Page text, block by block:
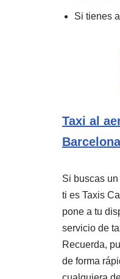
Si tienes
Taxi al
Barcelona
Si buscas
ti es Taxis
pone a tu
servicio de
Recuerda,
de forma